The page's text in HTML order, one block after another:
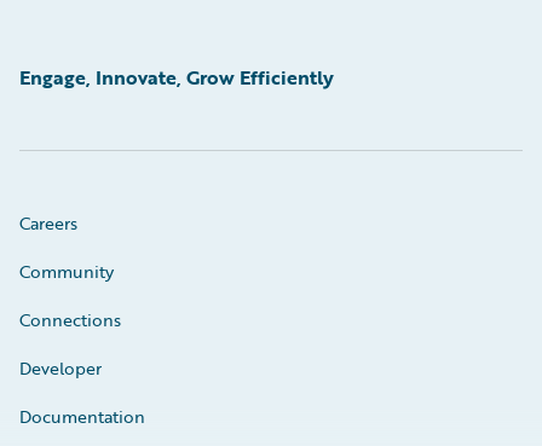
Engage, Innovate, Grow Efficiently
Careers
Community
Connections
Developer
Documentation